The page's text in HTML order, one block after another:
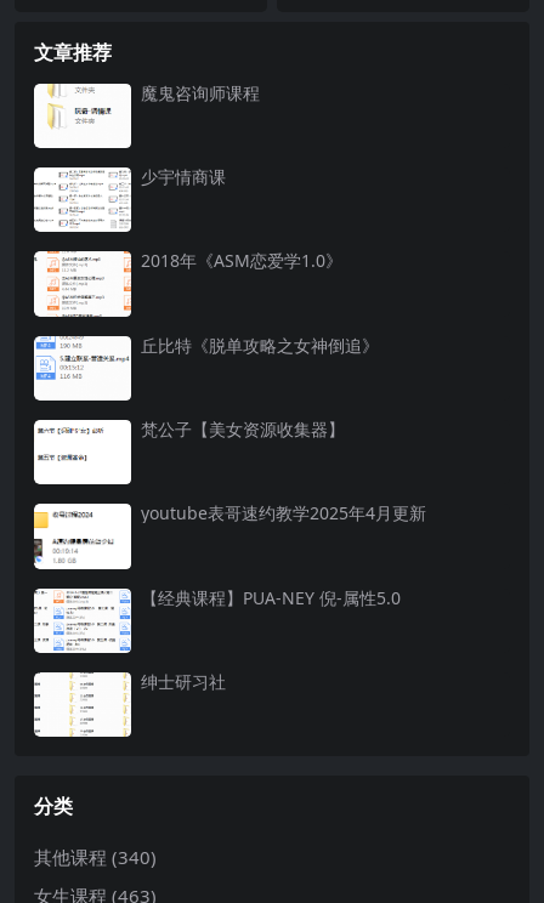
文章推荐
魔鬼咨询师课程
少宇情商课
2018年《ASM恋爱学1.0》
丘比特《脱单攻略之女神倒追》
梵公子【美女资源收集器】
youtube表哥速约教学2025年4月更新
【经典课程】PUA-NEY 倪-属性5.0
绅士研习社
分类
其他课程 (340)
女生课程 (463)